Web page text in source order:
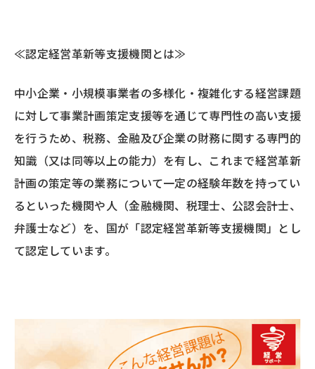
≪認定経営革新等支援機関とは≫
中小企業・小規模事業者の多様化・複雑化する経営課題
に対して事業計画策定支援等を通じて専門性の高い支援
を行うため、税務、金融及び企業の財務に関する専門的
知識（又は同等以上の能力）を有し、これまで経営革新
計画の策定等の業務について一定の経験年数を持ってい
るといった機関や人（金融機関、税理士、公認会計士、
弁護士など）を、国が「認定経営革新等支援機関」とし
て認定しています。